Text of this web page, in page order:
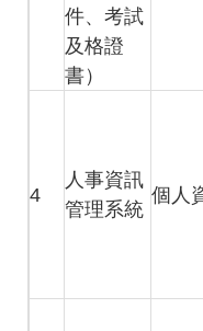
件、考試
及格證
書）
4
人事資訊
管理系統
個人